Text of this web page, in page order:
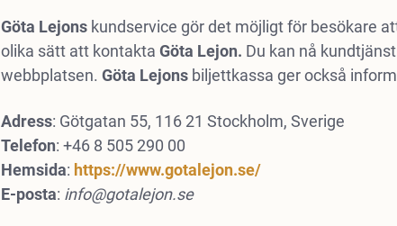
Göta Lejonskundservice gör det möjligt för besökare
olika sätt att kontakta Göta Lejon. Du kan nå
webbplatsen. Göta Lejonsbiljettkassa ger också
Adress: Götgatan 55, 116 21 Stockholm, Sverige
Telefon: +46 8 505 290 00
Hemsida: https://www.gotalejon.se/
E-posta: info@gotalejon.se